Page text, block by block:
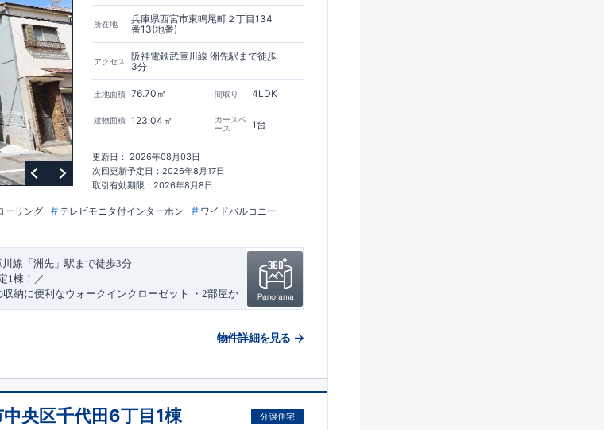
所在地
兵庫県西宮市東鳴尾町２丁目134
番13(地番)
アクセス
阪神電鉄武庫川線 洲先駅まで徒歩
3分
土地面積 76.70㎡
建物面積 123.04㎡
間取り 4LDK
カースペ
ース
1台
更新日： 2026年08月03日
次回更新予定日：2026年8月17日
取引有効期限：2026年8月8日
ーリング テレビモニタ付インターホン
ワイドバルコニー
川線 「洲先」駅まで徒歩3分
1棟！／
収納に便利なウォークインクローゼット
・2部屋か
機能性を兼ね備えたオープンサニタリーirodori
↓
等級最高等級3 ・数百年に一度の地震に耐える
物件詳細を見る
央区千代田6丁目1棟 分譲住宅